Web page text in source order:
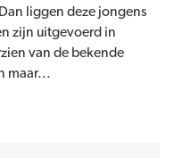
liggen deze jongens
zijn uitgevoerd in
van de bekende
maar...